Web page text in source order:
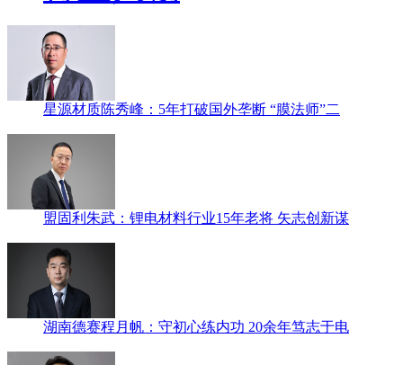
星源材质陈秀峰：5年打破国外垄断 “膜法师”二
盟固利朱武：锂电材料行业15年老将 矢志创新谋
湖南德赛程月帆：守初心练内功 20余年笃志于电